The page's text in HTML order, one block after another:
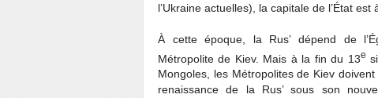
l’Ukraine actuelles), la capitale de l’État est
À cette époque, la Rus’ dépend de
Métropolite de Kiev. Mais à la fin du 13e
Mongoles, les Métropolites de Kiev
renaissance de la Rus’ sous son